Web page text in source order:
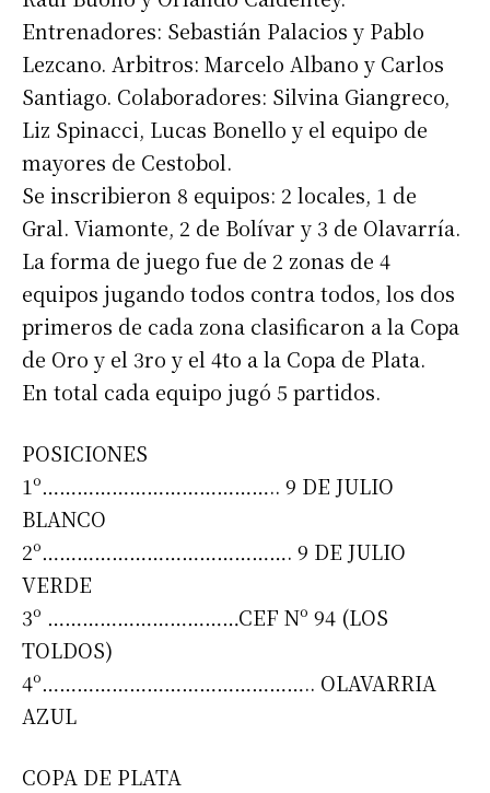
Entrenadores: Sebastián Palacios y Pablo
Lezcano. Arbitros: Marcelo Albano y Carlos
Santiago. Colaboradores: Silvina Giangreco,
Liz Spinacci, Lucas Bonello y el equipo de
mayores de Cestobol.
Se inscribieron 8 equipos: 2 locales, 1 de
Gral. Viamonte, 2 de Bolívar y 3 de Olavarría.
La forma de juego fue de 2 zonas de 4
equipos jugando todos contra todos, los dos
primeros de cada zona clasificaron a la Copa
de Oro y el 3ro y el 4to a la Copa de Plata.
En total cada equipo jugó 5 partidos.
POSICIONES
1º………………………………….. 9 DE JULIO
BLANCO
2º……………………………………. 9 DE JULIO
VERDE
3º ……………………………CEF Nº 94 (LOS
TOLDOS)
4º……………………………………….. OLAVARRIA
AZUL
COPA DE PLATA